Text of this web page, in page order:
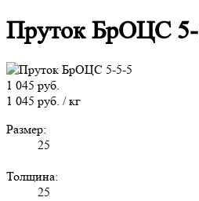
Пруток БрОЦС
1 045 руб.
1 045 руб. / кг
Размер:
25
Толщина:
25